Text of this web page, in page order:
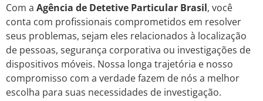
Com a Agência de Detetive Particular Brasil, você
conta com profissionais comprometidos em resolver
seus problemas, sejam eles relacionados à localização
de pessoas, segurança corporativa ou investigações de
dispositivos móveis. Nossa longa trajetória e nosso
compromisso com a verdade fazem de nós a melhor
escolha para suas necessidades de investigação.